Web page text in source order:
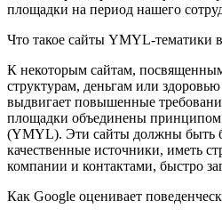
площадки на период нашего
Что такое сайты YMYL-тематики
К некоторым сайтам,
структурам, деньгам или
выдвигает повышенные
площадки объединены
(YMYL). Эти сайты должны быть
качественные источники, иметь
компании и контактами, быстро
Как Google оценивает